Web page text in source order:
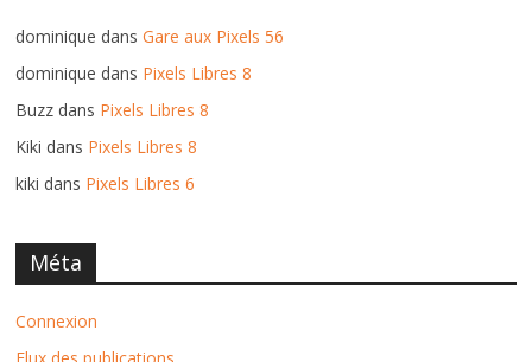
dominique dansGare aux Pixels 56
dominique dans Pixels Libres 8
Buzz dans Pixels Libres 8
Kiki dans Pixels Libres 8
kiki dans Pixels Libres 6
Méta
Connexion